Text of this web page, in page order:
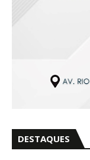
DESTAQUES